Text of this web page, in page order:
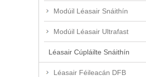
Modúil Léasair Snáithín
Modúil Léasair Ultrafast
Léasair Cúpláilte Snáithín
Léasair Féileacán DFB